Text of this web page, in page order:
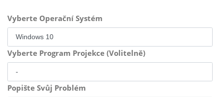
Vyberte Operační Systém
Vyberte Program Projekce (Volitelně)
Popište Svůj Problém